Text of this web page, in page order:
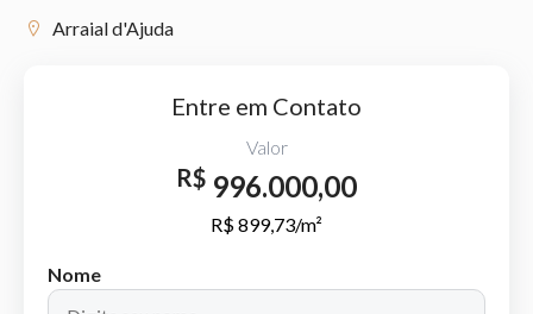
Arraial d'Ajuda
Entre em Contato
Valor
R$ 996.000,00
R$ 899,73/m²
Nome